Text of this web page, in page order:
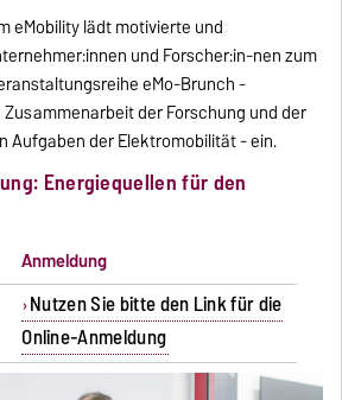
eMobility lädt motivierte und
und Forscher:in-nen zum
eMo-Brunch -
der Forschung und der
Aufgaben der Elektromobilität - ein.
Energiequellen für den
Anmeldung
Nutzen Sie bitte den Link für die
Online-Anmeldung